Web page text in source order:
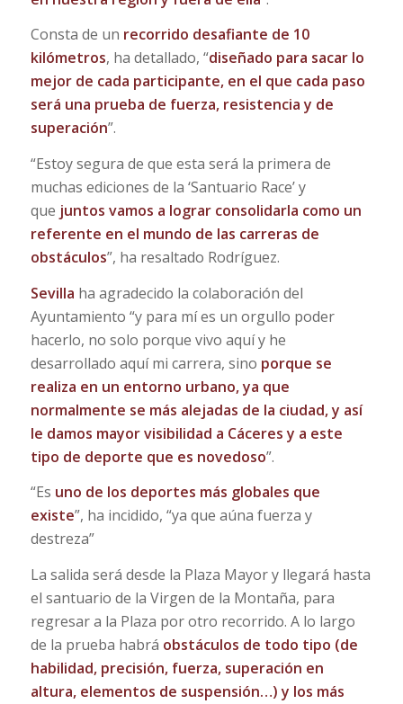
Consta de un recorrido desafiante de 10
kilómetros, ha detallado, “diseñado para sacar lo
mejor de cada participante, en el que cada paso
será una prueba de fuerza, resistencia y de
superación”.
“Estoy segura de que esta será la primera de
muchas ediciones de la ‘Santuario Race’ y
que juntos vamos a lograr consolidarla como un
referente en el mundo de las carreras de
obstáculos”, ha resaltado Rodríguez.
Sevilla ha agradecido la colaboración del
Ayuntamiento “y para mí es un orgullo poder
hacerlo, no solo porque vivo aquí y he
desarrollado aquí mi carrera, sino porque se
realiza en un entorno urbano, ya que
normalmente se más alejadas de la ciudad, y así
le damos mayor visibilidad a Cáceres y a este
tipo de deporte que es novedoso”.
“Es uno de los deportes más globales que
existe”, ha incidido, “ya que aúna fuerza y
destreza”
La salida será desde la Plaza Mayor y llegará hasta
el santuario de la Virgen de la Montaña, para
regresar a la Plaza por otro recorrido. A lo largo
de la prueba habrá obstáculos de todo tipo (de
habilidad, precisión, fuerza, superación en
altura, elementos de suspensión…) y los más